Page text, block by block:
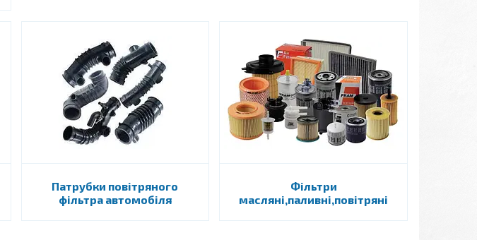
Патрубки повітряного
фільтра автомобіля
Фільтри
масляні,паливні,повітряні